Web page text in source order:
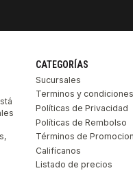
CATEGORÍAS
Sucursales
Terminos y condiciones
Políticas de Privacidad
Políticas de Rembolso
Términos de
Califícanos
Listado de precios